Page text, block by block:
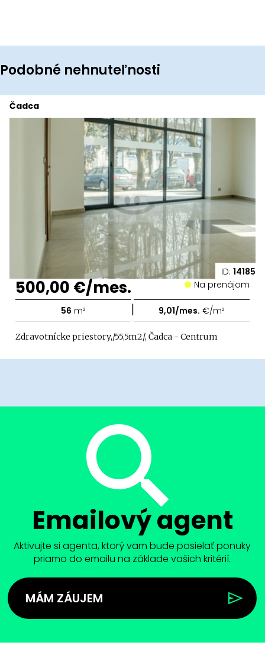
Podobné nehnuteľnosti
ID: 14185
Čadca
500,00 €/mes. Na prenájom
56 m² | 9,01/mes. €/m²
Zdravotnícke priestory,/55,5m2/, Čadca - Centrum
Emailový agent
Aktivujte si agenta, ktorý vam bude posielať ponuky
priamo do emailu na základe vašich kritérií.
MÁM ZÁUJEM